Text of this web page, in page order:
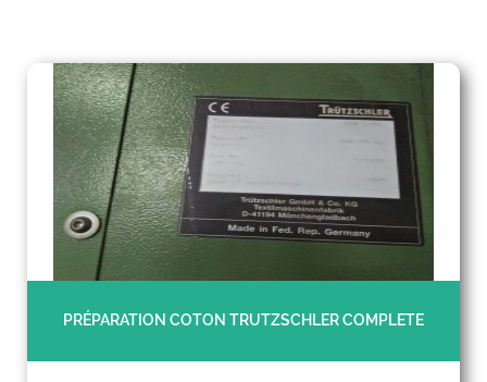
PRÉPARATION COTON TRUTZSCHLER COMPLETE